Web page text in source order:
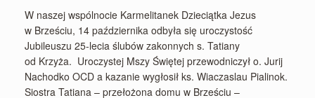
W naszej wspólnocie Karmelitanek Dzieciątka Jezus
w Brześciu, 14 października odbyła się uroczystość
Jubileuszu 25-lecia ślubów zakonnych s. Tatiany
od Krzyża. Uroczystej Mszy Świętej przewodniczył o. Jurij
Nachodko OCD a kazanie wygłosił ks. Wiaczaslau Pialinok.
Siostra Tatiana – przełożona domu w Brześciu –